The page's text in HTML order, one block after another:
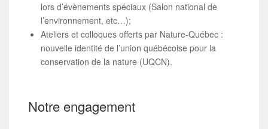
lors d’évènements spéciaux (Salon national de
l’environnement, etc…);
Ateliers et colloques offerts par Nature-Québec :
nouvelle identité de l’union québécoise pour la
conservation de la nature (UQCN).
Notre engagement